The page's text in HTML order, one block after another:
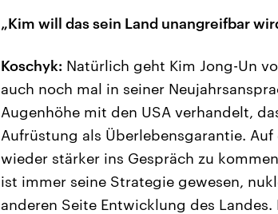
„Kim will das sein Land unangreifbar
Koschyk: Natürlich geht Kim Jong-Un
auch noch mal in seiner
Augenhöhe mit den USA verhandelt,
Aufrüstung als Überlebensgarantie.
wieder stärker ins Gespräch zu
ist immer seine Strategie gewesen,
anderen Seite Entwicklung des